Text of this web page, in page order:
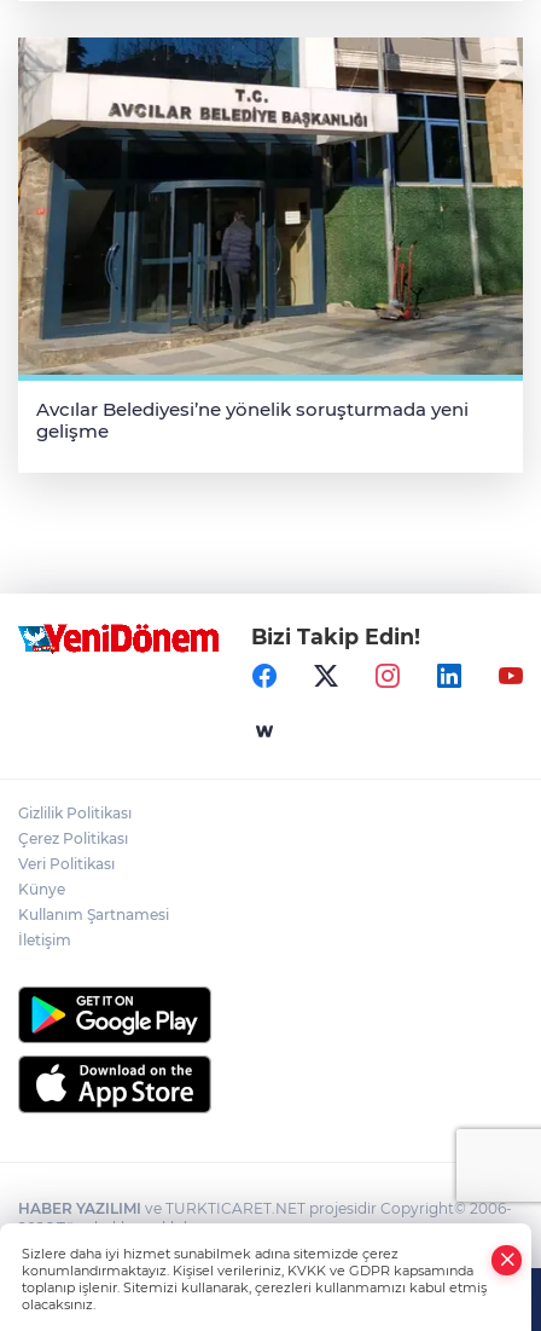
Avcılar Belediyesi’ne yönelik soruşturmada yeni
gelişme
Bizi Takip Edin!
Gizlilik Politikası
Çerez Politikası
Veri Politikası
Künye
Kullanım Şartnamesi
İletişim
HABER YAZILIMI ve TURKTICARET.NET projesidir Copyright© 2006-
2026 Tüm hakları saklıdır.
Sizlere daha iyi hizmet sunabilmek adına sitemizde çerez
konumlandırmaktayız. Kişisel verileriniz, KVKK ve GDPR kapsamında
toplanıp işlenir. Sitemizi kullanarak, çerezleri kullanmamızı kabul etmiş
olacaksınız.